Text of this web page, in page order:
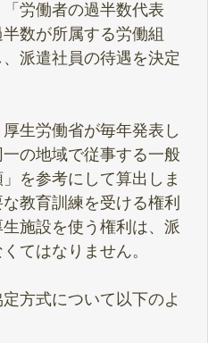
労働者の過半数代表
数が所属する労働組
派遣社員の待遇を決定
生労働省が毎年発表し
の地域で従事する一般
を参考にして算出しま
教育訓練を受ける権利
施設を使う権利は、派
てはなりません。
方式について以下のよ